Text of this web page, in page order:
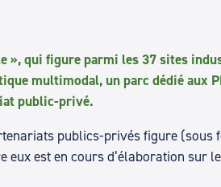
», qui figure parmi les 37 sites
multimodal, un parc dédié aux
public-privé.
publics-privés figure (sous
eux est en cours d’élaboration